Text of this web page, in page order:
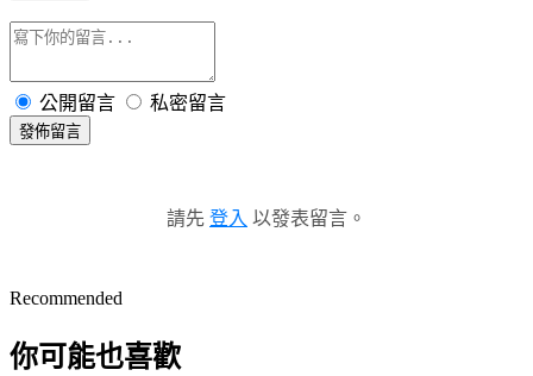
公開留言 私密留言
發佈留言
請先 登入 以發表留言。
Recommended
你可能也喜歡